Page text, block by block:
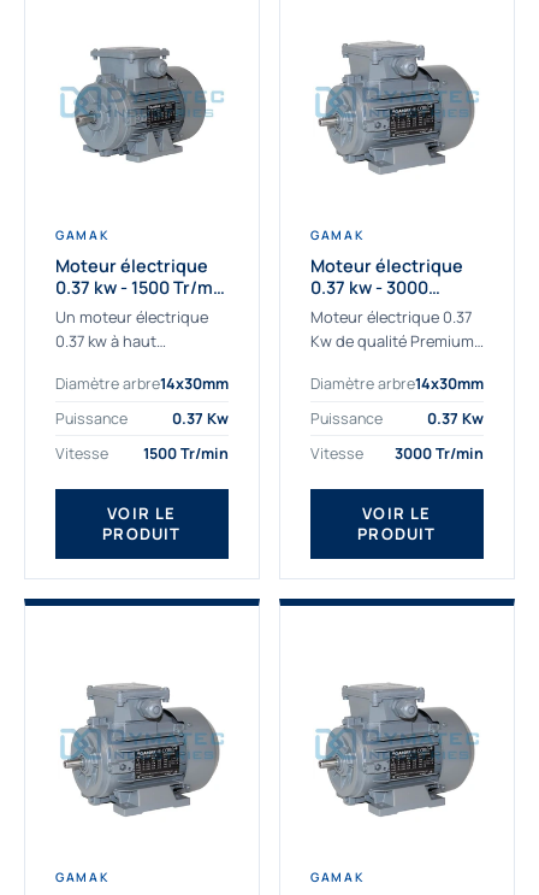
GAMAK
Moteur électrique
0.37 kw - 1500 Tr/min
- 230/400V - IE2
Un moteur électrique
0.37 kw à haut
applications les plus
exigeantes.
kw de référence
AGM2EL 71 M 4b...
Diamètre arbre14x30mm
Puissance
0.37 Kw
Vitesse
1500 Tr/min
VOIR LE
PRODUIT
GAMAK
Moteur électrique
0.37 kw - 3000
Tr/min - 230/400V -
IE2
Moteur électrique 0.37
Kw de qualité Premium,
application. Notre
gamme de moteurs
exclusivement
fabriquée...
Diamètre arbre14x30mm
Puissance
0.37 Kw
Vitesse
3000 Tr/min
VOIR LE
PRODUIT
GAMAK GAMAK